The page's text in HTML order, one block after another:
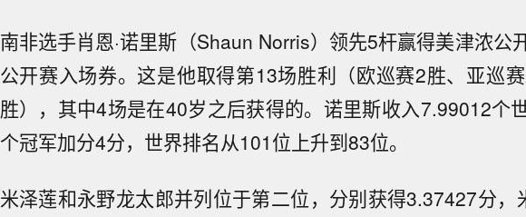
南非选手肖恩·诺里斯（Shaun Norris）领先5杆赢得美津浓公
公开赛入场券。这是他取得第13场胜利（欧巡赛2胜、亚巡
胜），其中4场是在40岁之后获得的。诺里斯收入7.99012个
个冠军加分4分，世界排名从101位上升到83位。
米泽莲和永野龙太郎并列位于第二位，分别获得3.37427分，